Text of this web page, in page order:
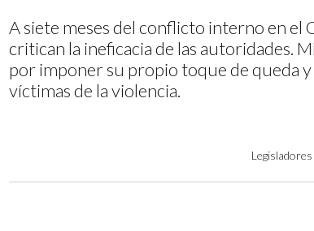
A siete meses del conflicto interno en el
critican la ineficacia de las autoridades.
por imponer su propio toque de queda
víctimas de la violencia.